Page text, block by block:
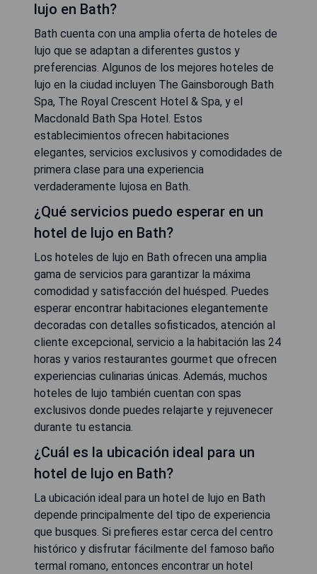
lujo en Bath?
Bath cuenta con una amplia oferta de hoteles de
lujo que se adaptan a diferentes gustos y
preferencias. Algunos de los mejores hoteles de
lujo en la ciudad incluyen The Gainsborough Bath
Spa, The Royal Crescent Hotel & Spa, y el
Macdonald Bath Spa Hotel. Estos
establecimientos ofrecen habitaciones
elegantes, servicios exclusivos y comodidades de
primera clase para una experiencia
verdaderamente lujosa en Bath.
¿Qué servicios puedo esperar en un
hotel de lujo en Bath?
Los hoteles de lujo en Bath ofrecen una amplia
gama de servicios para garantizar la máxima
comodidad y satisfacción del huésped. Puedes
esperar encontrar habitaciones elegantemente
decoradas con detalles sofisticados, atención al
cliente excepcional, servicio a la habitación las 24
horas y varios restaurantes gourmet que ofrecen
experiencias culinarias únicas. Además, muchos
hoteles de lujo también cuentan con spas
exclusivos donde puedes relajarte y rejuvenecer
durante tu estancia.
¿Cuál es la ubicación ideal para un
hotel de lujo en Bath?
La ubicación ideal para un hotel de lujo en Bath
depende principalmente del tipo de experiencia
que busques. Si prefieres estar cerca del centro
histórico y disfrutar fácilmente del famoso baño
termal romano, entonces encontrar un hotel